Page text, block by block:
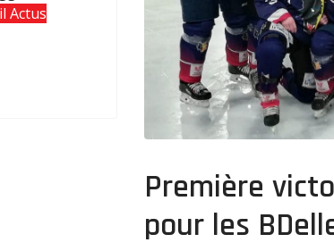
Actus
Première
pour les